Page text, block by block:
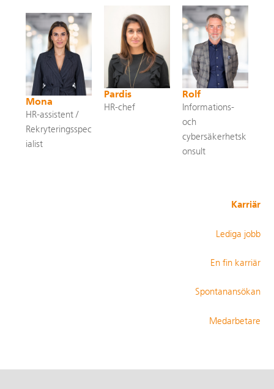
Mona
HR-assistent /
Rekryteringsspec
ialist
Pardis
HR-chef
Rolf
Informations-
och
cybersäkerhetsk
onsult
Karriär
Lediga jobb
En fin karriär
Spontanansökan
Medarbetare